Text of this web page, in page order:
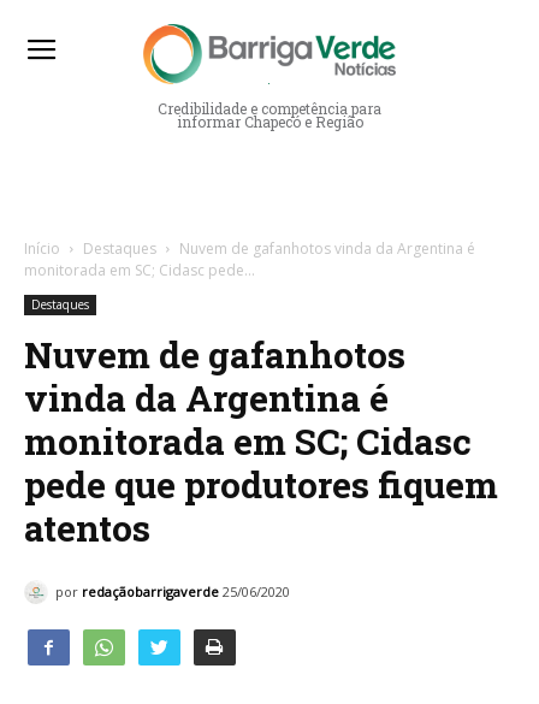
Barriga Verde Notícias
Credibilidade e competência para
informar Chapecó e Região
Início Destaques
Nuvem de gafanhotos vinda da Argentina é
monitorada em SC; Cidasc pede...
Destaques
Nuvem de gafanhotos
vinda da Argentina é
monitorada em SC; Cidasc
pede que produtores fiquem
atentos
por redaçãobarrigaverde 25/06/2020